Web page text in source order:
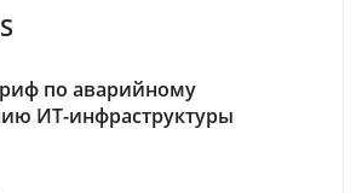
по аварийному
ИТ-инфраструктуры